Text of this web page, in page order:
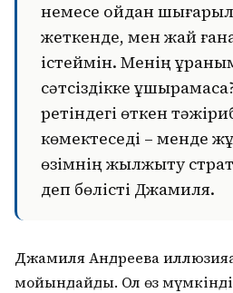
немесе ойдан
жеткенде, мен жай
істеймін. Менің
сәтсіздікке
ретіндегі өткен
көмектеседі – менде
өзімнің жылжыту
деп бөлісті Джамиля.
Джамиля Андреева
мойындайды. Ол өз